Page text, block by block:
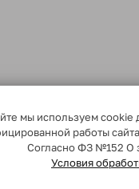
мы используем cookie
работы
Согласно ФЗ №152 О
Условия